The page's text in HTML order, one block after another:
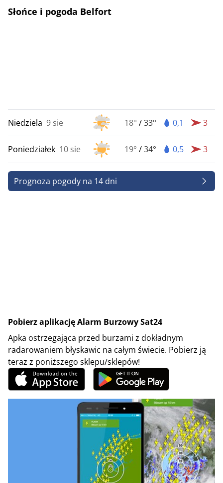
Słońce i pogoda Belfort
Niedziela 9 sie 18° /33° 0,1 3
Poniedziałek 10 sie 19° /34° 0,5 3
Prognoza pogody na 14 dni
Pobierz aplikację Alarm Burzowy Sat24
Apka ostrzegająca przed burzami z dokładnym
radarowaniem błyskawic na całym świecie. Pobierz ją
teraz z poniższego sklepu/sklepów!